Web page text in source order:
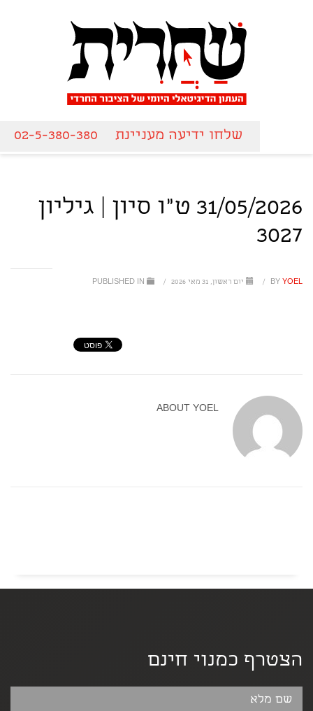
שלחו ידיעה מעניינת 02-5-380-380
31/05/2026 ט"ו סיון | גיליון
3027
BY YOEL
/ יום ראשון, 31 מאי 2026 /
ABOUT YOEL
הצטרף כמנוי חינם